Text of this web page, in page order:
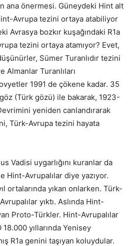
ana önermesi. Güneydeki Hint alt
Avrupa tezini ortaya atabiliyor
Avrasya bozkır kuşağındaki R1a
tezini ortaya atamıyor? Evet,
Sümer Turanlıdır tezini
Turanlıları
1991 de çökene kadar. 35
(Türk gözü) ile bakarak, 1923-
yeniden canlandırarak
Türk-Avrupa tezini hayata
Vadisi uygarlığını kuranlar da
Hint-Avrupalılar diye yazıyor.
ortalarında yıkan onlarken. Türk-
yıktı. Aslında Hint-
Proto-Türkler. Hint-Avrupalılar
yıllarında Yenisey
R1a genini taşıyan koluydular.